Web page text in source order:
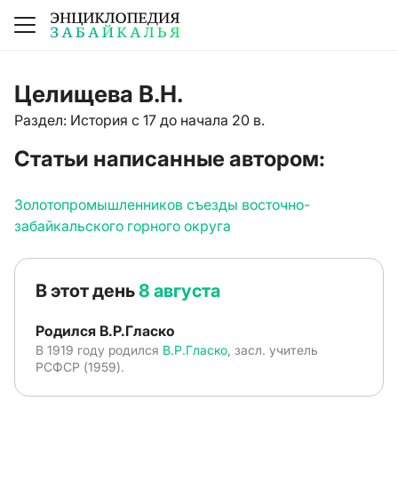
Целищева В.Н.
Раздел: История с 17 до начала 20 в.
Статьи написанные автором:
Золотопромышленников съезды восточно-
забайкальского горного округа
В этот день8 августа
Родился В.Р.Гласко
В 1919 году родился В.Р.Гласко , засл. учитель
РСФСР (1959).